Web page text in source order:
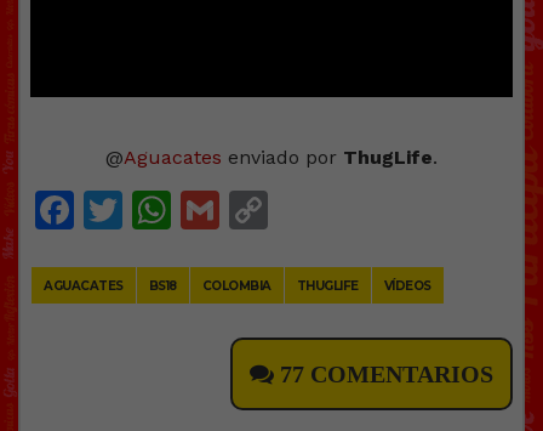
@Aguacates enviado por ThugLife.
Facebook
Twitter
WhatsApp
Gmail
AGUACATES BS18 COLOMBIA THUGLIFE VÍDEOS
77 COMENTARIOS